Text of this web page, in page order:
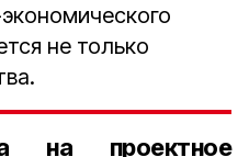
не только
на проектное